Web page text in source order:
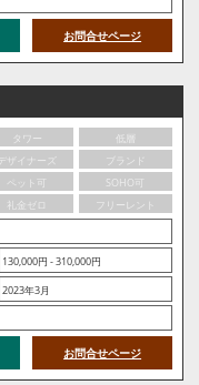
お問合せページ
タワー
低層
デザイナーズ
ブランド
ペット可
SOHO可
礼金ゼロ
フリーレント
130,000円 - 310,000円
2023年3月
お問合せページ